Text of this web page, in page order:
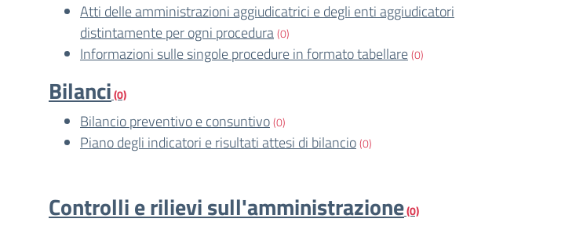
Atti delle amministrazioni aggiudicatrici e degli enti aggiudicatori
distintamente per ogni procedura(0)
Informazioni sulle singole procedure in formato tabellare(0)
Bilanci(0)
Bilancio preventivo e consuntivo(0)
Piano degli indicatori e risultati attesi di bilancio(0)
Controlli e rilievi sull'amministrazione(0)